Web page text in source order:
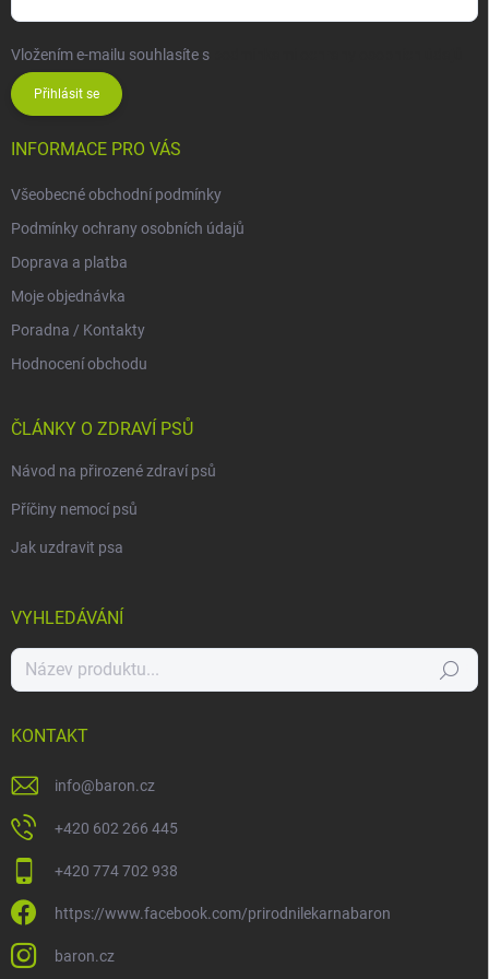
Vložením e-mailu souhlasíte s
Přihlásit se
INFORMACE PRO VÁS
Všeobecné obchodní podmínky
Podmínky ochrany osobních údajů
Doprava a platba
Moje objednávka
Poradna / Kontakty
Hodnocení obchodu
ČLÁNKY O ZDRAVÍ PSŮ
Návod na přirozené zdraví psů
Příčiny nemocí psů
Jak uzdravit psa
VYHLEDÁVÁNÍ
Hledat
KONTAKT
info@baron.cz
+420 602 266 445
+420 774 702 938
https://www.facebook.com/prirodnilekarnabaron
baron.cz